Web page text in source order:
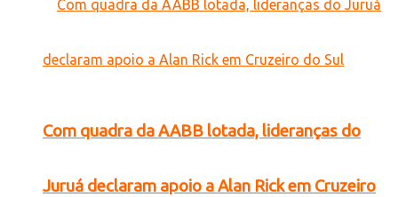
Com quadra da AABB lotada, lideranças do
Juruá declaram apoio a Alan Rick em Cruzeiro